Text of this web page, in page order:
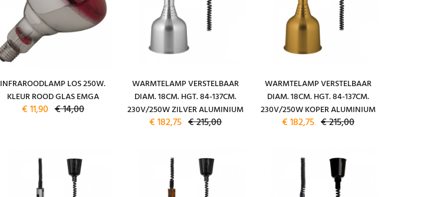
INFRAROODLAMP LOS 250W.
KLEUR ROOD GLAS EMGA
€ 11,90 € 14,00
WARMTELAMP VERSTELBAAR
DIAM. 18CM. HGT. 84-137CM.
230V/250W ZILVER ALUMINIUM
€ 182,75 € 215,00
WARMTELAMP VERSTELBAAR
DIAM. 18CM. HGT. 84-137CM.
230V/250W KOPER ALUMINIUM
€ 182,75 € 215,00